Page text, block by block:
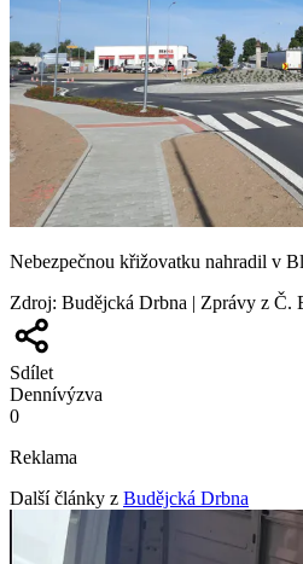
Nebezpečnou křižovatku nahradil v
Zdroj: Budějcká Drbna | Zprávy z Č.
Sdílet
Dennívýzva
0
Reklama
Další články z Budějcká Drbna